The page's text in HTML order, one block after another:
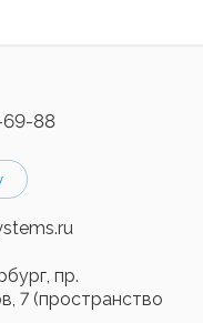
69-88
пр.
7 (пространство